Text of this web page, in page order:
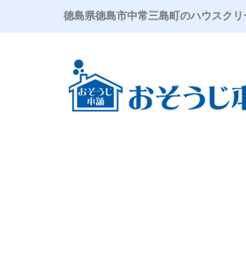
徳島県徳島市中常三島町のハウスク